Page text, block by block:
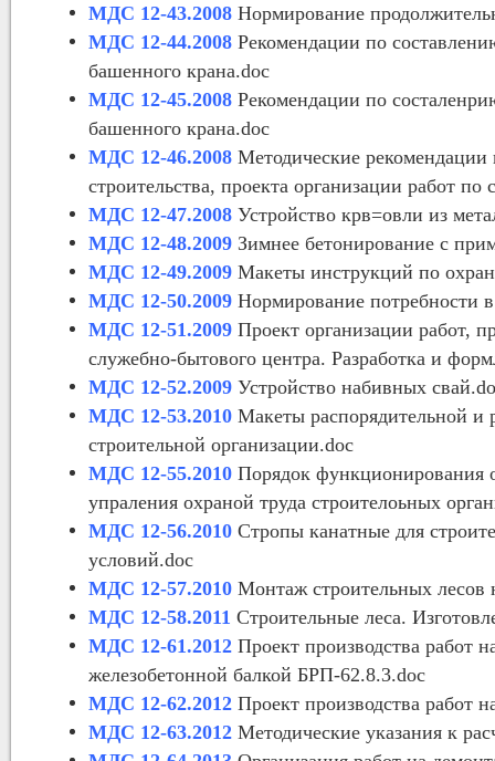
МДС 12-43.2008 Нормирование
МДС 12-44.2008 Рекомендации по
башенного крана.doc
МДС 12-45.2008 Рекомендации по
башенного крана.doc
МДС 12-46.2008 Методические
строительства, проекта организации работ
МДС 12-47.2008 Устройство крв=овли из
МДС 12-48.2009 Зимнее бетонирование с
МДС 12-49.2009 Макеты инструкций по
МДС 12-50.2009 Нормирование потребности
МДС 12-51.2009 Проект организации работ,
служебно-бытового центра. Разработка и
МДС 12-52.2009 Устройство набивных
МДС 12-53.2010 Макеты распорядительной и
строительной организации.doc
МДС 12-55.2010 Порядок функционирования
упраления охраной труда строителоьных
МДС 12-56.2010 Стропы канатные для
условий.doc
МДС 12-57.2010 Монтаж строительных лесов
МДС 12-58.2011 Строительные леса.
МДС 12-61.2012 Проект производства работ
железобетонной балкой БРП-62.8.3.doc
МДС 12-62.2012 Проект производства работ
МДС 12-63.2012 Методические указания к